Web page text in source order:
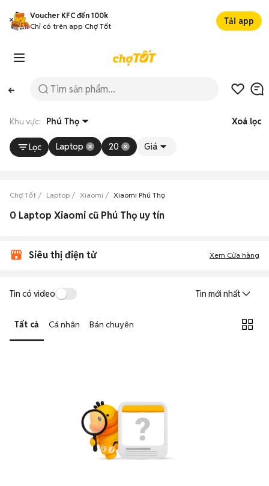
Voucher KFC đến 100k
Chỉ có trên app Chợ Tốt
Tải app
Khu vực: Phú Thọ Xoá lọc
Lọc Laptop 20 Giá
Chợ Tốt Laptop Xiaomi Xiaomi Phú Thọ
0 Laptop Xiaomi cũ Phú Thọ uy tín
Siêu thị điện tử Xem Cửa hàng
Tin có video Tin mới nhất
Tất cả Cá nhân Bán chuyên